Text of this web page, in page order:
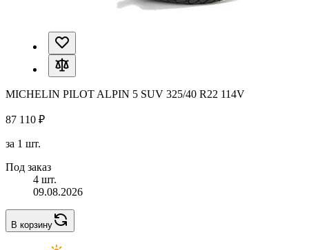
MICHELIN PILOT ALPIN 5 SUV 325/40 R22 114V
87 110 ₽
за 1 шт.
Под заказ
4 шт.
09.08.2026
В корзину